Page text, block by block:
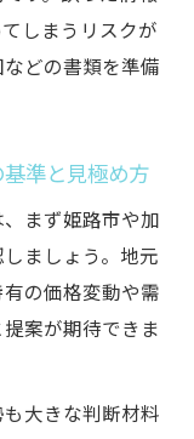
しまうリスクが
どの書類を準備
準と見極め方
まず姫路市や加
ましょう。地元
の価格変動や需
案が期待できま
大きな判断材料